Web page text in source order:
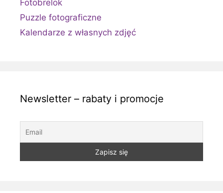
Fotobrelok
Puzzle fotograficzne
Kalendarze z własnych zdjęć
Newsletter – rabaty i promocje